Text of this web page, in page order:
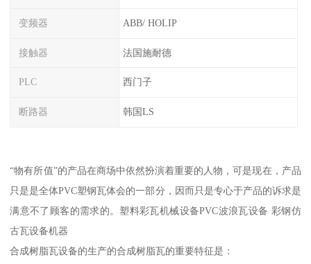
变频器 ABB/ HOLIP
接触器 法国施耐德
PLC 西门子
断路器 韩国LS
“物有所值”的产品在商场中依然扮演着重要的人物，可是现在，产品
只是是全体PVC塑钢瓦体会的一部分，因而只是专心于产品的诉求是
满意不了顾客的需求的。塑料彩瓦机械设备PVC波浪瓦设备 彩钢仿
古瓦设备机器
合成树脂瓦设备的生产的合成树脂瓦的重要特征是：